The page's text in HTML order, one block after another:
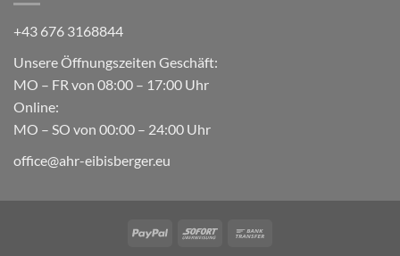
+43 676 3168844
Unsere Öffnungszeiten Geschäft:
MO – FR von 08:00 – 17:00 Uhr
Online:
MO – SO von 00:00 – 24:00 Uhr
office@ahr-eibisberger.eu